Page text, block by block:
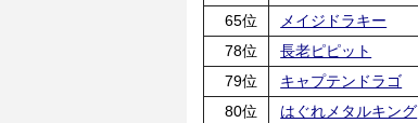
65位
メイジドラキー
78位
長老ピピット
79位
キャプテンドラゴ
80位
はぐれメタルキング